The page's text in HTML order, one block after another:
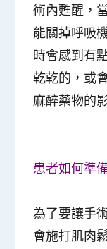
術內甦醒，
能關掉呼吸
時會感到有
乾乾的，或
麻醉藥物的
患者如何準
為了要讓手
會施打肌肉